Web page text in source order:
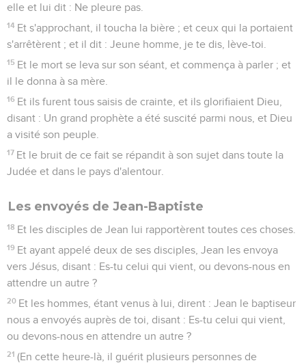
elle et lui dit : Ne pleure pas.
14 Et s'approchant, il toucha la bière ; et ceux qui la portaient
s'arrêtèrent ; et il dit : Jeune homme, je te dis, lève-toi.
15 Et le mort se leva sur son séant, et commença à parler ; et
il le donna à sa mère.
16 Et ils furent tous saisis de crainte, et ils glorifiaient Dieu,
disant : Un grand prophète a été suscité parmi nous, et Dieu
a visité son peuple.
17 Et le bruit de ce fait se répandit à son sujet dans toute la
Judée et dans le pays d'alentour.
Les envoyés de Jean-Baptiste
18 Et les disciples de Jean lui rapportèrent toutes ces choses.
19 Et ayant appelé deux de ses disciples, Jean les envoya
vers Jésus, disant : Es-tu celui qui vient, ou devons-nous en
attendre un autre ?
20 Et les hommes, étant venus à lui, dirent : Jean le baptiseur
nous a envoyés auprès de toi, disant : Es-tu celui qui vient,
ou devons-nous en attendre un autre ?
21 (En cette heure-là, il guérit plusieurs personnes de